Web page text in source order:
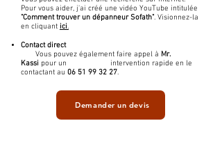
Pour vous aider, j'ai créé une vidéo YouTube intitulée
"Comment trouver un dépanneur Sofath". Visionnez-la
en cliquant ici.
Contact direct
Vous pouvez également faire appel à Mr.
Kassi pour un intervention rapide en le
contactant au 06 51 99 32 27.
Demander un devis